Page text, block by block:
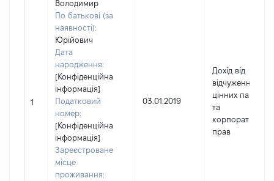
1
Володимир
По батькові (за
наявності):
Юрійович
Дата
народження:
[Конфіденційна
інформація]
Податковий
номер:
[Конфіденційна
інформація]
Зареєстроване
місце
проживання:
03.01.2019
Дохід від
відчуження
цінних паперів
та
корпоративних
прав